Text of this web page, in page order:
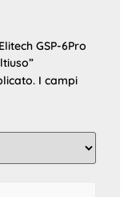
GSP-6Pro
I campi